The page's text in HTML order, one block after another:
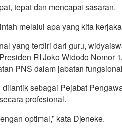
tepat dan mencapai sasaran.
melalui apa yang kita
yang terdiri dari guru,
RI Joko Widodo
PNS dalam jabatan
sebagai Pejabat
profesional.
optimal,” kata Djeneke.